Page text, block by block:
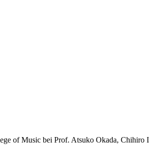
of Music bei Prof. Atsuko Okada,